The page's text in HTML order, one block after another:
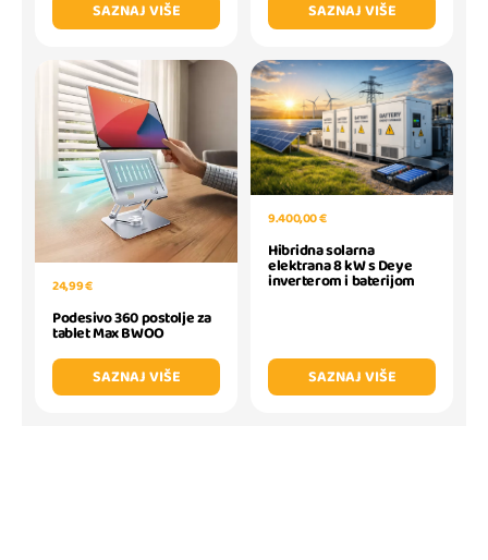
SAZNAJ VIŠE
SAZNAJ VIŠE
24,99 €
Podesivo 360 postolje za
tablet Max BWOO
SAZNAJ VIŠE
9.400,00 €
Hibridna solarna
elektrana 8 kW s Deye
inverterom i baterijom
SAZNAJ VIŠE